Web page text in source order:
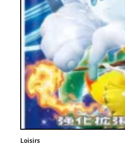
Loisirs